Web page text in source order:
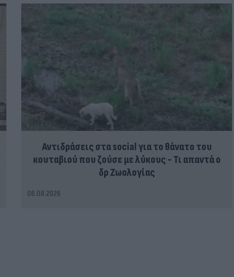
Αντιδράσεις στα social για το θάνατο του
κουταβιού που ζούσε με λύκους - Τι απαντά ο
δρ Ζωολογίας
06.08.2026